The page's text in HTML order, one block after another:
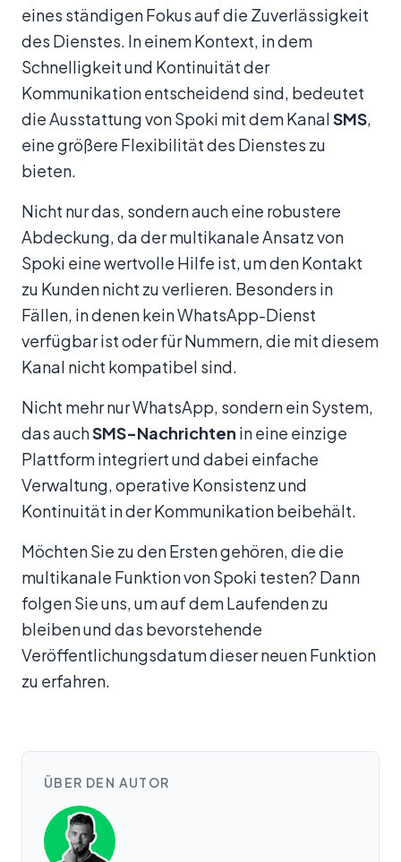
eines ständigen Fokus auf die Zuverlässigkeit
des Dienstes. In einem Kontext, in dem
Schnelligkeit und Kontinuität der
Kommunikation entscheidend sind, bedeutet
die Ausstattung von Spoki mit dem KanalSMS
eine größere Flexibilität des Dienstes zu
bieten.
Nicht nur das, sondern auch eine robustere
Abdeckung, da der multikanale Ansatz von
Spoki eine wertvolle Hilfe ist, um den Kontakt
zu Kunden nicht zu verlieren. Besonders in
Fällen, in denen kein WhatsApp-Dienst
verfügbar ist oder für Nummern, die mit diesem
Kanal nicht kompatibel sind.
Nicht mehr nur WhatsApp, sondern ein System,
das auchSMS-Nachrichten in eine einzige
Plattform integriert und dabei einfache
Verwaltung, operative Konsistenz und
Kontinuität in der Kommunikation beibehält.
Möchten Sie zu den Ersten gehören, die die
multikanale Funktion von Spoki testen? Dann
folgen Sie uns, um auf dem Laufenden zu
bleiben und das bevorstehende
Veröffentlichungsdatum dieser neuen Funktion
zu erfahren.
ÜBER DEN AUTOR